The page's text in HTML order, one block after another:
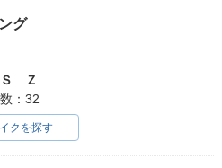
グ
Ｓ Ｚ
：32
クを探す